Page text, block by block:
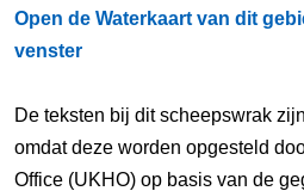
Open de Waterkaart van dit
venster
De teksten bij dit scheepswrak
omdat deze worden opgesteld
Office (UKHO) op basis van de